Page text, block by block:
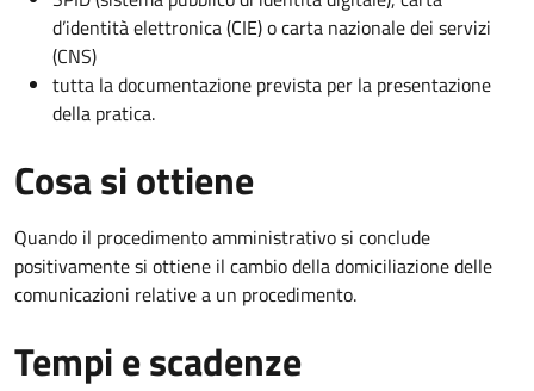
d’identità elettronica (CIE) o carta nazionale dei servizi
(CNS)
tutta la documentazione prevista per la presentazione
della pratica.
Cosa si ottiene
Quando il procedimento amministrativo si conclude
positivamente si ottiene il cambio della domiciliazione delle
comunicazioni relative a un procedimento.
Tempi e scadenze